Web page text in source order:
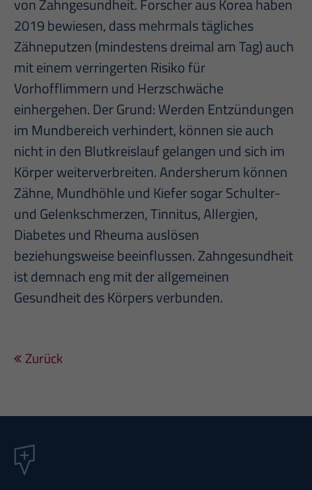
von Zahngesundheit. Forscher aus Korea haben
2019 bewiesen, dass mehrmals tägliches
Zähneputzen (mindestens dreimal am Tag) auch
mit einem verringerten Risiko für
Vorhofflimmern und Herzschwäche
einhergehen. Der Grund: Werden Entzündungen
im Mundbereich verhindert, können sie auch
nicht in den Blutkreislauf gelangen und sich im
Körper weiterverbreiten. Andersherum können
Zähne, Mundhöhle und Kiefer sogar Schulter-
und Gelenkschmerzen, Tinnitus, Allergien,
Diabetes und Rheuma auslösen
beziehungsweise beeinflussen. Zahngesundheit
ist demnach eng mit der allgemeinen
Gesundheit des Körpers verbunden.
Zurück